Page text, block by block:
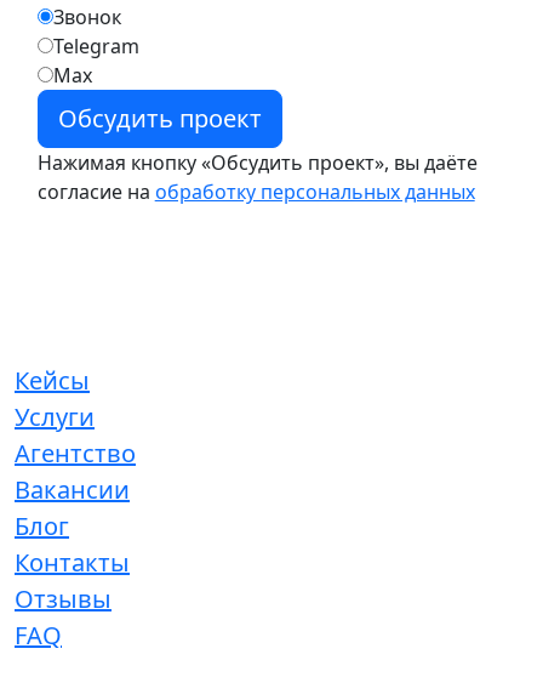
Звонок
Telegram
Max
Нажимая кнопку «Обсудить проект», вы даёте
согласие на обработку персональных данных
Кейсы
Услуги
Агентство
Вакансии
Блог
Контакты
Отзывы
FAQ